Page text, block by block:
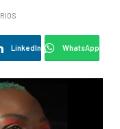
LinkedIn WhatsApp